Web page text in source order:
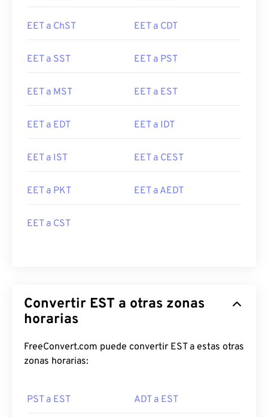
EET a ChST EET a CDT
EET a SST EET a PST
EET a MST EET a EST
EET a EDT EET a IDT
EET a IST EET a CEST
EET a PKT EET a AEDT
EET a CST
Convertir EST a otras zonas
horarias
FreeConvert.com puede convertir EST a estas otras
zonas horarias:
PST a EST ADT a EST